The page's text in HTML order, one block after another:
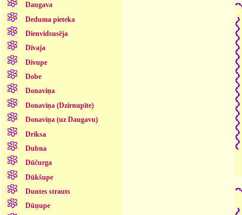
Daugava
Deduma pieteka
Dienvidsusēja
Dīvaja
Divupe
Dobe
Donaviņa
Donaviņa (Dzirnupīte)
Donaviņa (uz Daugavu)
Driksa
Dubna
Dūčurga
Dūkšupe
Duntes strauts
Dūņupe